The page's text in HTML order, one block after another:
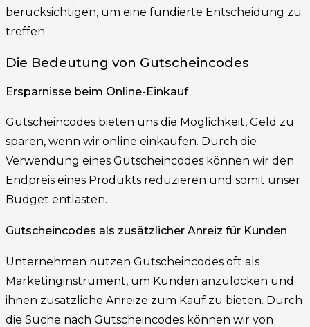
berücksichtigen, um eine fundierte Entscheidung zu
treffen.
Die Bedeutung von Gutscheincodes
Ersparnisse beim Online-Einkauf
Gutscheincodes bieten uns die Möglichkeit, Geld zu
sparen, wenn wir online einkaufen. Durch die
Verwendung eines Gutscheincodes können wir den
Endpreis eines Produkts reduzieren und somit unser
Budget entlasten.
Gutscheincodes als zusätzlicher Anreiz für Kunden
Unternehmen nutzen Gutscheincodes oft als
Marketinginstrument, um Kunden anzulocken und
ihnen zusätzliche Anreize zum Kauf zu bieten. Durch
die Suche nach Gutscheincodes können wir von